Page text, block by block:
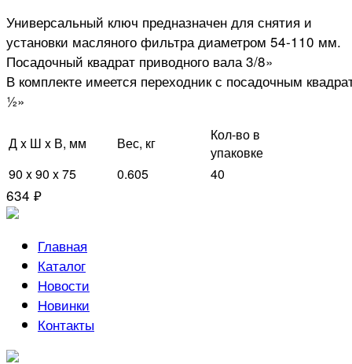
Универсальный ключ предназначен для снятия и
установки масляного фильтра диаметром 54-110 мм.
Посадочный квадрат приводного вала 3/8»
В комплекте имеется переходник с посадочным
½»
Д x Ш x В, мм Вес, кг
Кол-во в
упаковке
90 x 90 x 75
0.605 40
634 ₽
Главная
Каталог
Новости
Новинки
Контакты